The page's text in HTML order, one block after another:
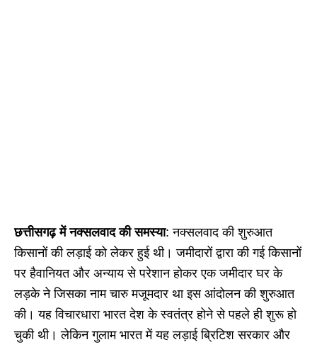
छत्तीसगढ़ में नक्सलवाद की समस्या: नक्सलवाद की शुरुआत
किसानों की लड़ाई को लेकर हुई थी। जमीदारों द्वारा की गई किसानों
पर हैवानियत और अन्याय से परेशान होकर एक जमीदार घर के
लड़के ने जिसका नाम चारु मजूमदार था इस आंदोलन की शुरुआत
की। यह विचारधारा भारत देश के स्वतंत्र होने से पहले ही शुरू हो
चुकी थी। लेकिन गुलाम भारत में यह लड़ाई ब्रिटिश सरकार और